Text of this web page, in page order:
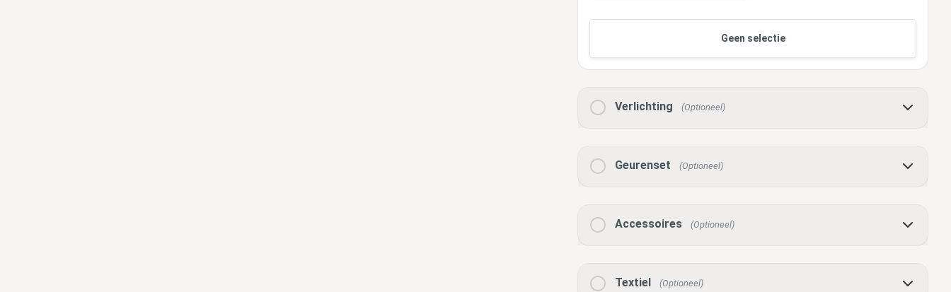
Geen selectie
Verlichting (Optioneel)
Geurenset (Optioneel)
Accessoires (Optioneel)
Textiel (Optioneel)